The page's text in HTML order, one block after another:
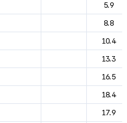
5.9
8.8
10.4
13.3
16.5
18.4
17.9